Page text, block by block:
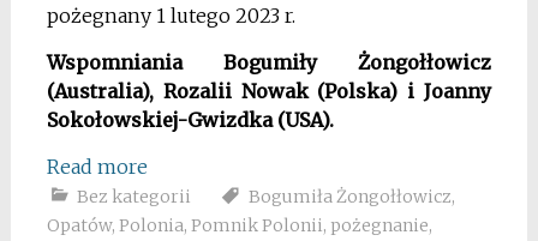
pożegnany 1 lutego 2023 r.
Wspomniania Bogumiły Żongołłowicz
(Australia), Rozalii Nowak (Polska) i Joanny
Sokołowskiej-Gwizdka (USA).
Read more
Bez kategorii Bogumiła Żongołłowicz,
Opatów, Polonia, Pomnik Polonii, pożegnanie,